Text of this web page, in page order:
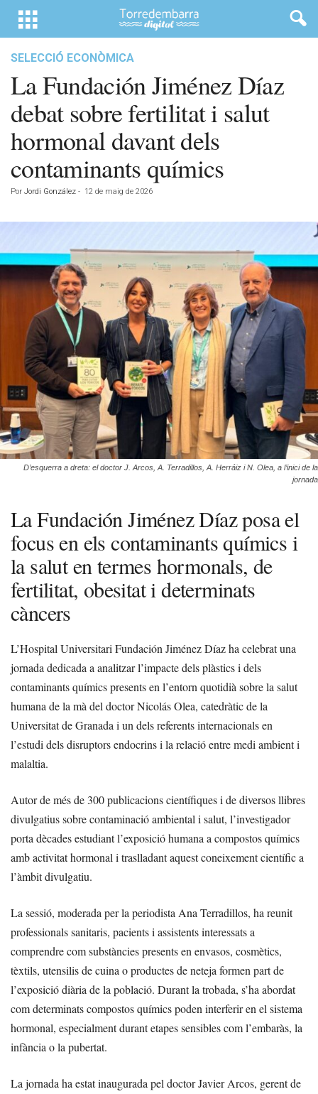
SELECCIÓ ECONÒMICA
La Fundación Jiménez Díaz
debat sobre fertilitat i salut
hormonal davant dels
contaminants químics
Por Jordi González - 12 de maig de 2026
D’esquerra a dreta: el doctor J. Arcos, A. Terradillos, A. Herráiz i N. Olea, a l’inici de la
jornada
La Fundación Jiménez Díaz posa el
focus en els contaminants químics i
la salut en termes hormonals, de
fertilitat, obesitat i determinats
càncers
L’Hospital Universitari Fundación Jiménez Díaz ha celebrat una
jornada dedicada a analitzar l’impacte dels plàstics i dels
contaminants químics presents en l’entorn quotidià sobre la salut
humana de la mà del doctor Nicolás Olea, catedràtic de la
Universitat de Granada i un dels referents internacionals en
l’estudi dels disruptors endocrins i la relació entre medi ambient i
malaltia.
Autor de més de 300 publicacions científiques i de diversos llibres
divulgatius sobre contaminació ambiental i salut, l’investigador
porta dècades estudiant l’exposició humana a compostos químics
amb activitat hormonal i traslladant aquest coneixement científic a
l’àmbit divulgatiu.
La sessió, moderada per la periodista Ana Terradillos, ha reunit
professionals sanitaris, pacients i assistents interessats a
comprendre com substàncies presents en envasos, cosmètics,
tèxtils, utensilis de cuina o productes de neteja formen part de
l’exposició diària de la població. Durant la trobada, s’ha abordat
com determinats compostos químics poden interferir en el sistema
hormonal, especialment durant etapes sensibles com l’embaràs, la
infància o la pubertat.
La jornada ha estat inaugurada pel doctor Javier Arcos, gerent de